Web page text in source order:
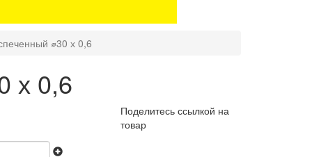
⌀30 х 0,6
х 0,6
Поделитесь ссылкой на
товар